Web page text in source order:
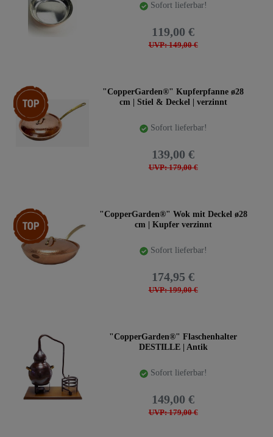
Sofort lieferbar!
UVP: 149,00 €
119,00 €
Artikelpaket
"CopperGarden®" Kupferpfanne ø28
cm | Stiel & Deckel | verzinnt
Sofort lieferbar!
UVP: 179,00 €
139,00 €
Artikelpaket
"CopperGarden®" Wok mit Deckel ø28
cm | Kupfer verzinnt
Sofort lieferbar!
UVP: 199,00 €
174,95 €
"CopperGarden®" Flaschenhalter
DESTILLE | Antik
Sofort lieferbar!
UVP: 179,00 €
149,00 €